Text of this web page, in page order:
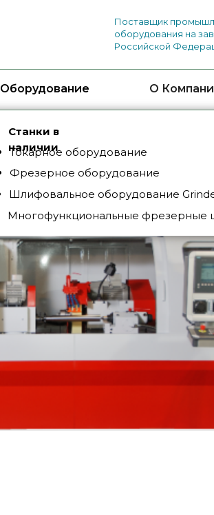
О
Поставщик
оборудования на
Российской
Оборудование
Токарное оборудование
Фрезерное оборудование
Шлифовальное оборудование
Многофункциональные фрезерные
Станки в
наличии